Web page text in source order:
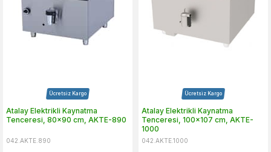
Ücretsiz Kargo
Atalay Elektrikli Kaynatma
Tenceresi, 80x90 cm, AKTE-890
042.AKTE.890
Ücretsiz Kargo
Atalay Elektrikli Kaynatma
Tenceresi, 100x107 cm, AKTE-
1000
042.AKTE.1000